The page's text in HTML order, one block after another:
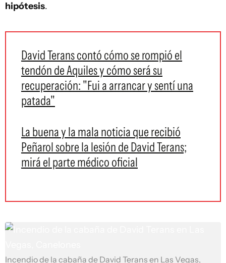
hipótesis.
David Terans contó cómo se rompió el
tendón de Aquiles y cómo será su
recuperación: "Fui a arrancar y sentí una
patada"
La buena y la mala noticia que recibió
Peñarol sobre la lesión de David Terans;
mirá el parte médico oficial
Incendio de la cabaña de David Terans en Las Vegas,